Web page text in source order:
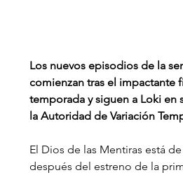
Los nuevos episodios de la
comienzan tras el impactante
temporada y siguen a Loki en
la Autoridad de Variación
El Dios de las Mentiras está
después del estreno de la